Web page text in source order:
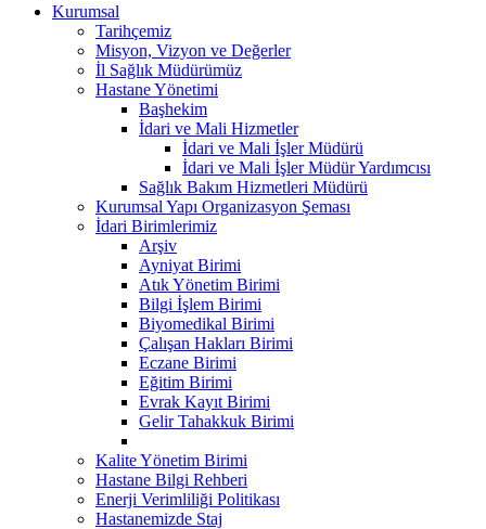
Kurumsal
Tarihçemiz
Misyon, Vizyon ve Değerler
İl Sağlık Müdürümüz
Hastane Yönetimi
Başhekim
İdari ve Mali Hizmetler
İdari ve Mali İşler Müdürü
İdari ve Mali İşler Müdür Yardımcısı
Sağlık Bakım Hizmetleri Müdürü
Kurumsal Yapı Organizasyon Şeması
İdari Birimlerimiz
Arşiv
Ayniyat Birimi
Atık Yönetim Birimi
Bilgi İşlem Birimi
Biyomedikal Birimi
Çalışan Hakları Birimi
Eczane Birimi
Eğitim Birimi
Evrak Kayıt Birimi
Gelir Tahakkuk Birimi
Kalite Yönetim Birimi
Hastane Bilgi Rehberi
Enerji Verimliliği Politikası
Hastanemizde Staj